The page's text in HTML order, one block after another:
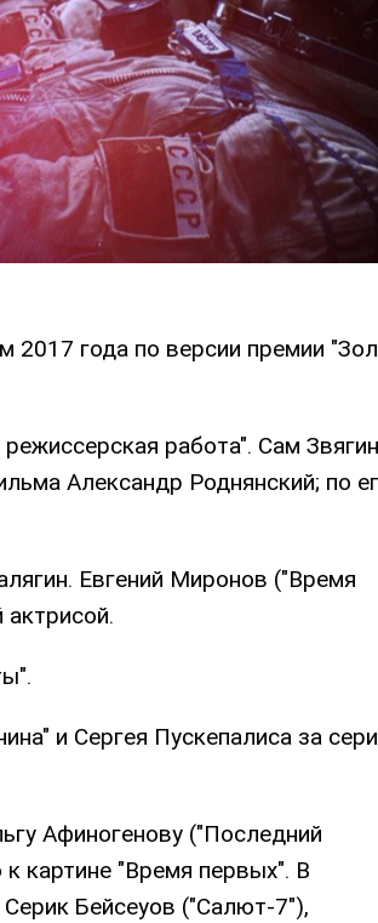
года по версии премии
работа". Сам
Александр Роднянский; по
Евгений Миронов ("Время
и Сергея Пускепалиса за
Афиногенову ("Последний
картине "Время первых". В
Бейсеуов ("Салют-7"),